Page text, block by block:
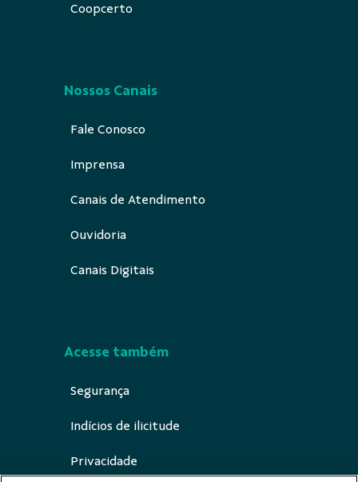
Coopcerto
Nossos Canais
Fale Conosco
Imprensa
Canais de Atendimento
Ouvidoria
Canais Digitais
Acesse também
Segurança
Indícios de ilicitude
Privacidade